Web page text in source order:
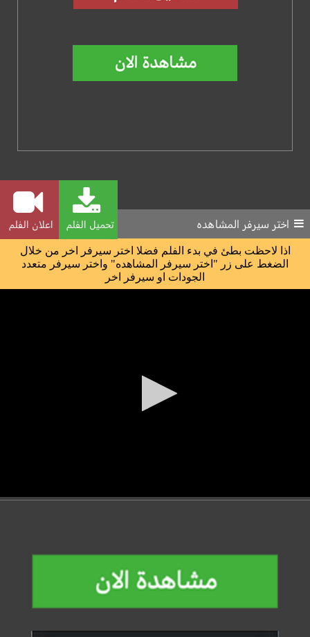
تحميل الفلم اعلان الفلم اختر سيرفر المشاهده
اذا لاحظت بطئ في بدء الفلم فضلا اختر سيرفر اخر من خلال
الضغط على زر "اختر سيرفر المشاهده" واختر سيرفر متعدد
الجودات او سيرفر اخر